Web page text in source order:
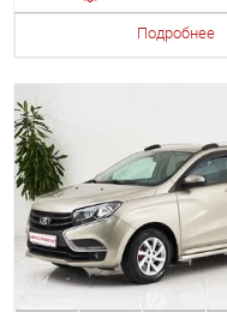
Подробнее